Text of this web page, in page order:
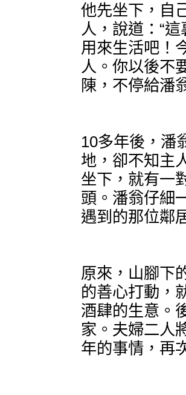
他先坐下，自
人，說道：“
用來生活吧！
人。你以後不
陳，不停給潘
10多年後，潘
地，卻不知主
坐下，就有一
頭。潘翁仔細
遇到的那位鄰
原來，山腳下
的善心打動，
酒肆的生意。
家。夫婦二人
年的事情，再